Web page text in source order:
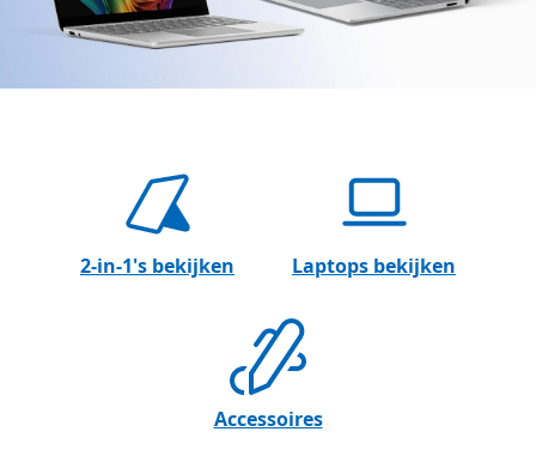
2-in-1's bekijken Laptops bekijken
Accessoires